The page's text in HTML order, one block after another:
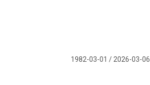
1982-03-01 / 2026-03-06